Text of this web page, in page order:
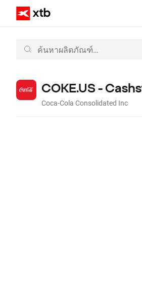
COKE.US -
Coca-Cola Consolidated Inc